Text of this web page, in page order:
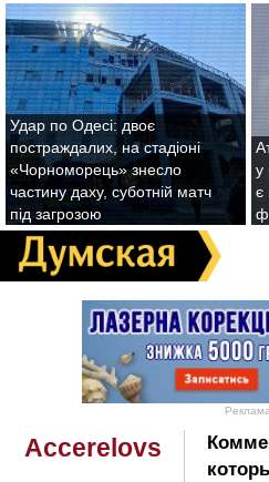
Удар по Одесі: двоє
постраждалих, на стадіоні
«Чорноморець» знесло
частину даху, суботній матч
під загрозою
у
є
Accerelovs